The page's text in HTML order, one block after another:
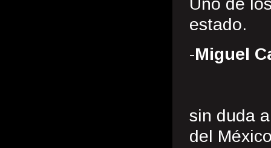
estado.
-Miguel
sin duda
del